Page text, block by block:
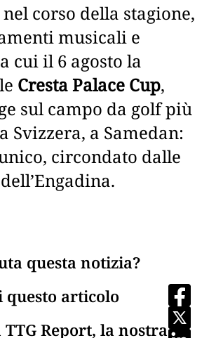
corso della stagione,
musicali e
cui il 6 agosto la
Cresta Palace Cup,
sul campo da golf più
Svizzera, a Samedan:
circondato dalle
questa notizia?
questo articolo
Report, la nostra